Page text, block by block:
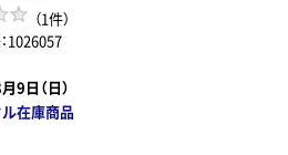
（1件）
1026057
9日（日）
在庫商品